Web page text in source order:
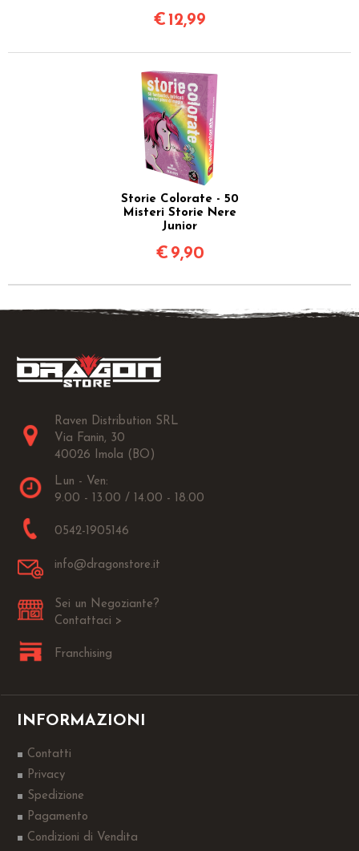
€ 12,99
Storie Colorate - 50
Misteri Storie Nere
Junior
€ 9,90
Raven Distribution SRL
Via Fanin, 30
40026 Imola (BO)
Lun - Ven:
9.00 - 13.00 / 14.00 - 18.00
0542-1905146
info@dragonstore.it
Sei un Negoziante?
Contattaci >
Franchising
INFORMAZIONI
Contatti
Privacy
Spedizione
Pagamento
Condizioni di Vendita